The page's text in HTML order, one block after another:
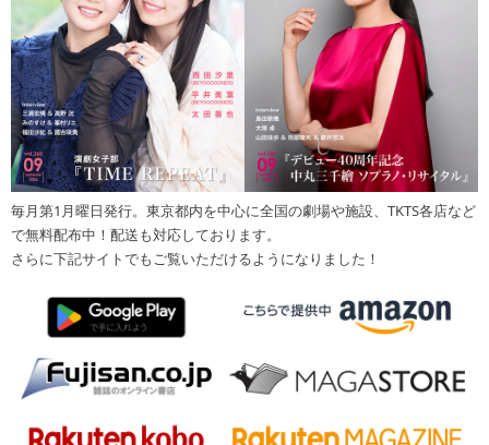
毎月第1月曜日発行。東京都内を中心に全国の劇場や施設、TKTS各店など
で無料配布中！配送も対応しております。
さらに下記サイトでもご覧いただけるようになりました！